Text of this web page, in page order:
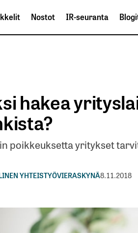
Nostot IR-seuranta
hakea
poikkeuksetta yritykset
YHTEISTYÖVIERASKYNÄ8.11.2018